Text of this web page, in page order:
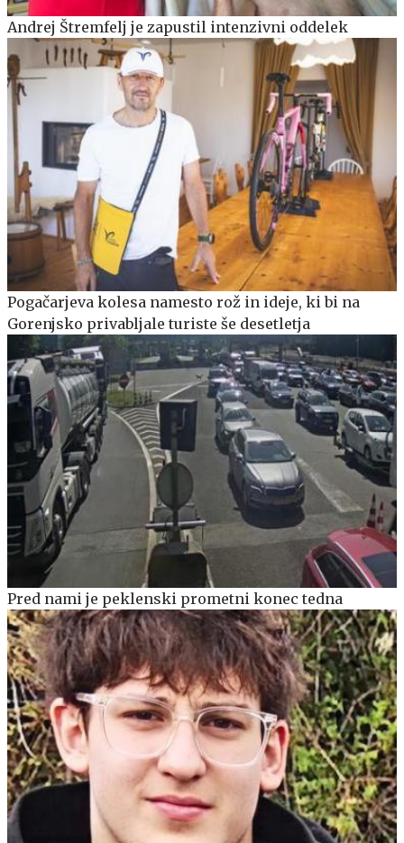
Andrej Štremfelj je zapustil intenzivni oddelek
Pogačarjeva kolesa namesto rož in ideje, ki bi na
Gorenjsko privabljale turiste še desetletja
Pred nami je peklenski prometni konec tedna